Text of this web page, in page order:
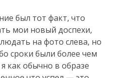
был тот факт, что
мои новый доспехи,
на фото слева, но
сроки были более чем
как обычно в образе